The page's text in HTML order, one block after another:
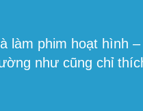
làm phim hoạt hình
như cũng chỉ